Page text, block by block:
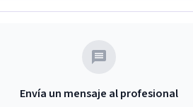
Envía un mensaje al profesional